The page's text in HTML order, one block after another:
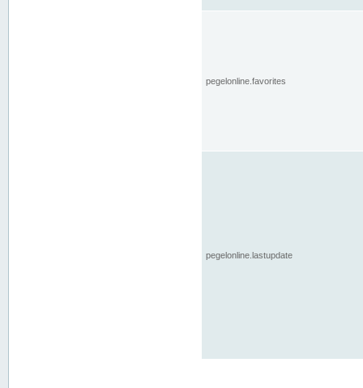
pegelonline.favorites
pegelonline.lastupdate